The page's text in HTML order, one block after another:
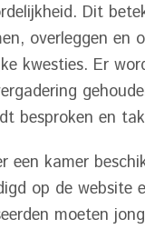
Dit
overleggen en
kwesties. Er
besproken en
een kamer
op de website
moeten